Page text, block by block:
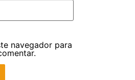
navegador para